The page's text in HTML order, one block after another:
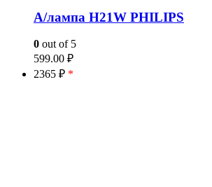
А/лампа H21W PHILIPS
0 out of 5
599.00 ₽
2365 ₽ *